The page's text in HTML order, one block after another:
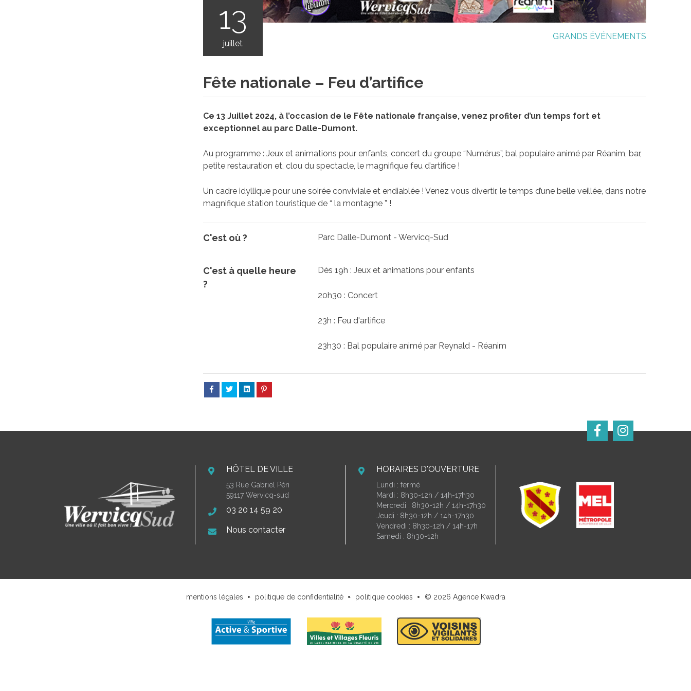
GRANDS ÉVÉNEMENTS
13
juillet
Fête nationale – Feu d’artifice
Ce 13 Juillet 2024, à l’occasion de le Fête nationale française, venez profiter d’un temps fort et
exceptionnel au parc Dalle-Dumont.
Au programme : Jeux et animations pour enfants, concert du groupe “Numérus”, bal populaire animé par Réanim, bar,
petite restauration et, clou du spectacle, le magnifique feu d’artifice !
Un cadre idyllique pour une soirée conviviale et endiablée ! Venez vous divertir, le temps d’une belle veillée, dans notre
magnifique station touristique de “ la montagne ” !
C'est où ? Parc Dalle-Dumont - Wervicq-Sud
C'est à quelle heure
?
Dès 19h : Jeux et animations pour enfants
20h30 : Concert
23h : Feu d'artifice
23h30 : Bal populaire animé par Reynald - Réanim
HÔTEL DE VILLE
53 Rue Gabriel Péri
59117 Wervicq-sud
03 20 14 59 20
Nous contacter
HORAIRES D'OUVERTURE
Lundi : fermé
Mardi : 8h30-12h / 14h-17h30
Mercredi : 8h30-12h / 14h-17h30
Jeudi : 8h30-12h / 14h-17h30
Vendredi : 8h30-12h / 14h-17h
Samedi : 8h30-12h
mentions légales . politique de confidentialité . politique cookies . © 2026 Agence Kwadra